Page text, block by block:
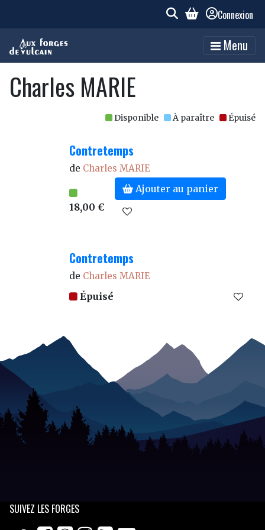
Connexion
Menu
Charles MARIE
Disponible À paraître Épuisé
Contretemps
de Charles MARIE
18,00 €
Ajouter au panier
Contretemps
de Charles MARIE
Épuisé
SUIVEZ LES FORGES